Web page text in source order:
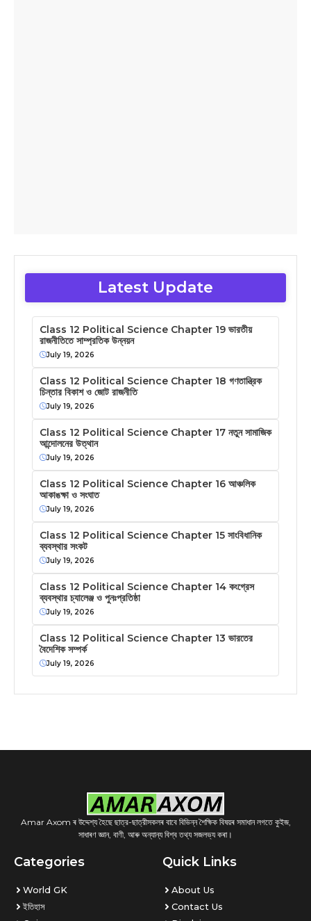
Latest Update
Class 12 Political Science Chapter 19 ভারতীয়
রাজনীতিতে সাম্প্রতিক উন্নয়ন
July 19, 2026
Class 12 Political Science Chapter 18 গণতান্ত্রিক
চিন্তার বিকাশ ও জোট রাজনীতি
July 19, 2026
Class 12 Political Science Chapter 17 নতুন সামাজিক
আন্দোলনের উত্থান
July 19, 2026
Class 12 Political Science Chapter 16 আঞ্চলিক
আকাঙক্ষা ও সংঘাত
July 19, 2026
Class 12 Political Science Chapter 15 সাংবিধানিক
ব্যবস্থার সংকট
July 19, 2026
Class 12 Political Science Chapter 14 কংগ্রেস
ব্যবস্থার চ্যালেঞ্জ ও পুনঃপ্রতিষ্ঠা
July 19, 2026
Class 12 Political Science Chapter 13 ভারতের
বৈদেশিক সম্পর্ক
July 19, 2026
Amar Axom ৰ উদ্দেশ্য হৈছে ছাত্র-ছাত্রীসকলৰ বাবে বিভিন্ন শৈক্ষিক বিষয়ৰ সমাধান লগতে কুইজ,
সাধাৰণ জ্ঞান, বাণী, আৰু অন্যান্য বিশ্ব তথ্য সজলভ্য কৰা।
Categories
World GK
ইতিহাস
Quick Links
About Us
Contact Us